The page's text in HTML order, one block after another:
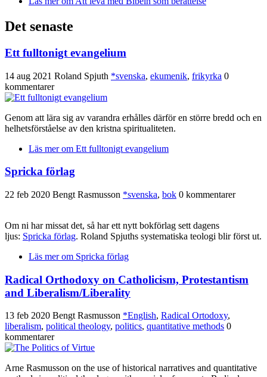
Det senaste
Ett fulltonigt evangelium
14 aug 2021 Roland Spjuth *svenska, ekumenik, frikyrka 0
kommentarer
Genom att lära sig av varandra erhålles därför en större bredd och en
helhetsförståelse av den kristna spiritualiteten.
Läs merom Ett fulltonigt evangelium
Spricka förlag
22 feb 2020 Bengt Rasmusson *svenska, bok 0 kommentarer
Om ni har missat det, så har ett nytt bokförlag sett dagens
ljus: Spricka förlag. Roland Spjuths systematiska teologi blir först ut.
Läs merom Spricka förlag
Radical Orthodoxy on Catholicism, Protestantism
and Liberalism/Liberality
13 feb 2020 Bengt Rasmusson *English, Radical Ortodoxy,
liberalism, political theology, politics, quantitative methods 0
kommentarer
Arne Rasmusson on the use of historical narratives and quantitative